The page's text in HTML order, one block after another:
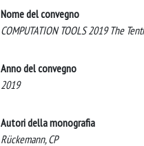
Nome del convegno
COMPUTATION TOOLS 2019 The
Anno del convegno
2019
Autori della monografia
Rückemann, CP